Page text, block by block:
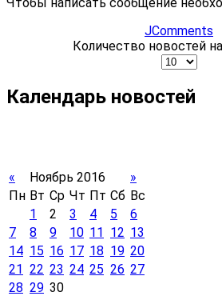
JComments
Количество новостей
Календарь новостей
« Ноябрь 2016
»
Пн Вт Ср Чт Пт Сб Вс
1
2 3 4 5
6
7
8 9 10 11 12 13
14 15 16 17 18 19 20
21 22 23 24 25 26 27
28 29 30